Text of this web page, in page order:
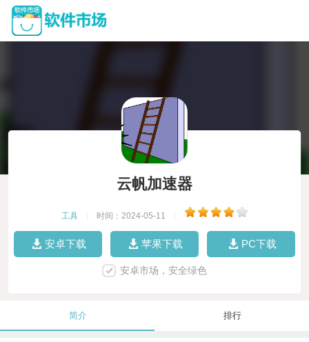
云帆加速器
工具 时间：2024-05-11
安卓下载 苹果下载 PC下载
安卓市场，安全绿色
简介 排行